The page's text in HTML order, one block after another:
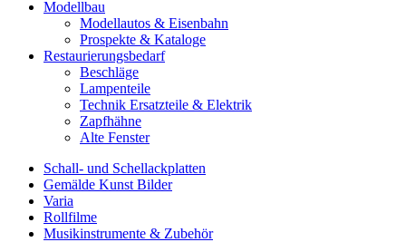
Modellbau
Modellautos & Eisenbahn
Prospekte & Kataloge
Restaurierungsbedarf
Beschläge
Lampenteile
Technik Ersatzteile & Elektrik
Zapfhähne
Alte Fenster
Schall- und Schellackplatten
Gemälde Kunst Bilder
Varia
Rollfilme
Musikinstrumente & Zubehör